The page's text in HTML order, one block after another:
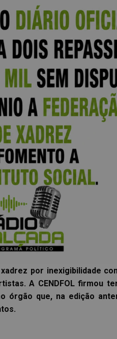
por inexigibilidade
A CENDFOL firmou
órgão que, na edição